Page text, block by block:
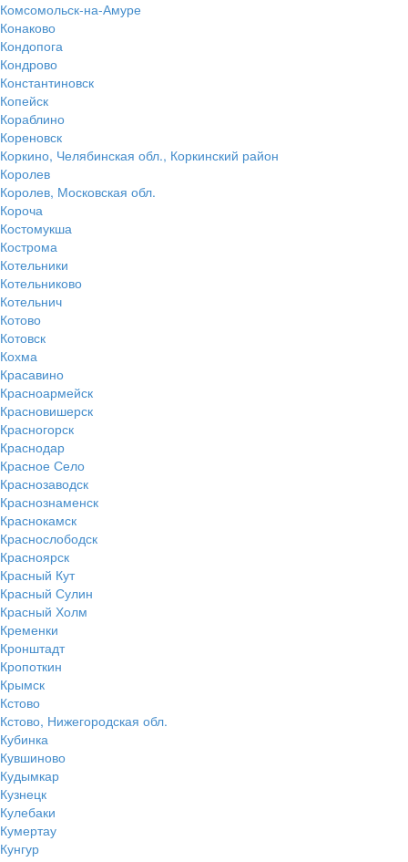
Комсомольск-на-Амуре
Конаково
Кондопога
Кондрово
Константиновск
Копейск
Кораблино
Кореновск
Коркино, Челябинская обл., Коркинский район
Королев
Королев, Московская обл.
Короча
Костомукша
Кострома
Котельники
Котельниково
Котельнич
Котово
Котовск
Кохма
Красавино
Красноармейск
Красновишерск
Красногорск
Краснодар
Красное Село
Краснозаводск
Краснознаменск
Краснокамск
Краснослободск
Красноярск
Красный Кут
Красный Сулин
Красный Холм
Кременки
Кронштадт
Кропоткин
Крымск
Кстово
Кстово, Нижегородская обл.
Кубинка
Кувшиново
Кудымкар
Кузнецк
Кулебаки
Кумертау
Кунгур